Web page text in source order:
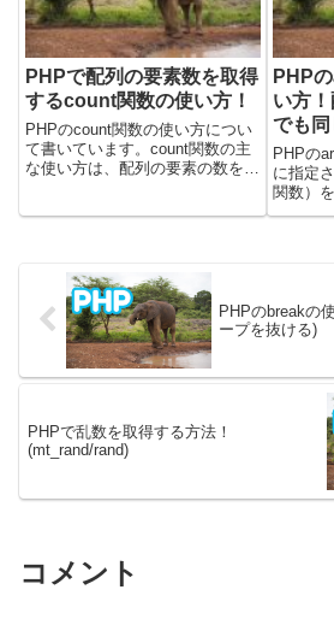
PHPで配列の要素数を取得
するcount関数の使い方！
PHPのcount関数の使い方につい
て書いています。count関数の主
な使い方は、配列の要素の数を数
PHP
い方
でも
PHPの
に指定
関数）
在する
PHPのbreakの
ープを抜ける)
PHPで乱数を取得する方法！
(mt_rand/rand)
コメント